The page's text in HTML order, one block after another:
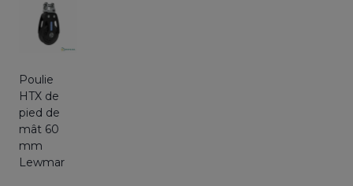
Poulie
HTX de
pied de
mât 60
mm
Lewmar